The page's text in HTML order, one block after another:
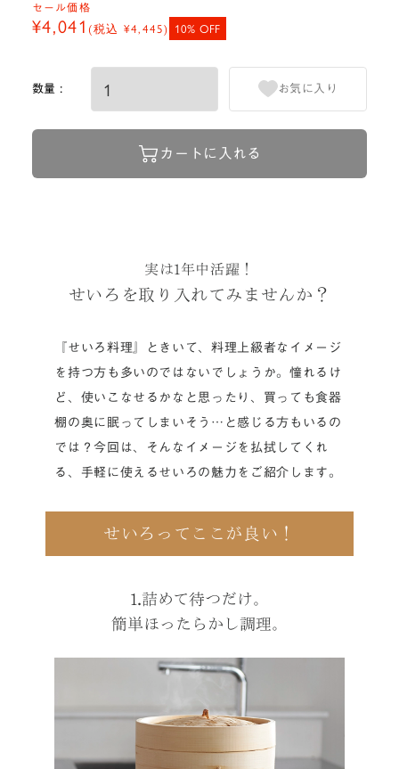
セール価格
¥4,041 (税込 ¥4,445) 10% OFF
数量 :
カートに入れる
お気に入り
実は1年中活躍！
せいろを取り入れてみませんか？
『せいろ料理』ときいて、料理上級者なイメージ
を持つ方も多いのではないでしょうか。憧れるけ
ど、使いこなせるかなと思ったり、買っても食器
棚の奥に眠ってしまいそう…と感じる方もいるの
では？今回は、そんなイメージを払拭してくれ
る、手軽に使えるせいろの魅力をご紹介します。
せいろってここが良い！
1.詰めて待つだけ。
簡単ほったらかし調理。